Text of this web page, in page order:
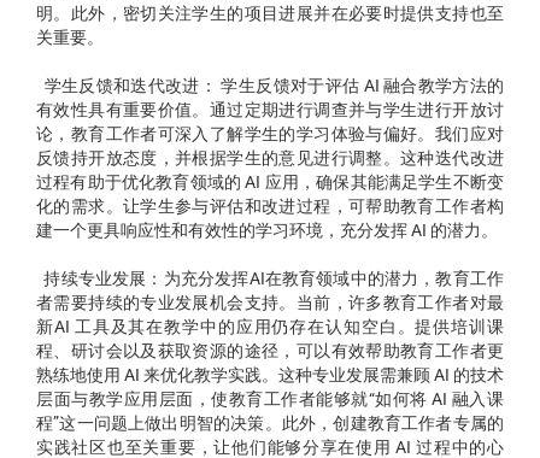
明。此外，密切关注学生的项目进展并在必要时提供支持也至
关重要。
学生反馈和迭代改进： 学生反馈对于评估 AI 融合教学方法的
有效性具有重要价值。通过定期进行调查并与学生进行开放讨
论，教育工作者可深入了解学生的学习体验与偏好。我们应对
反馈持开放态度，并根据学生的意见进行调整。这种迭代改进
过程有助于优化教育领域的 AI 应用，确保其能满足学生不断变
化的需求。让学生参与评估和改进过程，可帮助教育工作者构
建一个更具响应性和有效性的学习环境，充分发挥 AI 的潜力。
持续专业发展：为充分发挥AI在教育领域中的潜力，教育工作
者需要持续的专业发展机会支持。当前，许多教育工作者对最
新AI 工具及其在教学中的应用仍存在认知空白。提供培训课
程、研讨会以及获取资源的途径，可以有效帮助教育工作者更
熟练地使用 AI 来优化教学实践。这种专业发展需兼顾 AI 的技术
层面与教学应用层面，使教育工作者能够就“如何将 AI 融入课
程”这一问题上做出明智的决策。此外，创建教育工作者专属的
实践社区也至关重要，让他们能够分享在使用 AI 过程中的心